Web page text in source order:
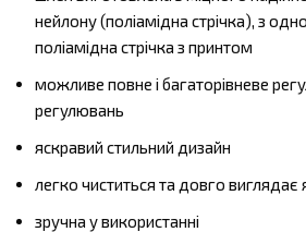
нейлону (поліамідна стрічка), з
поліамідна стрічка з принтом
можливе повне і багаторівневе
регулювань
яскравий стильний дизайн
легко чиститься та довго виглядає
зручна у використанні